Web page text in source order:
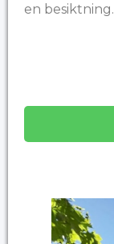
en besiktning.